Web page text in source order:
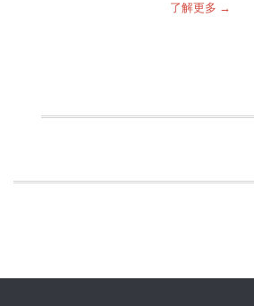
了解更多 →